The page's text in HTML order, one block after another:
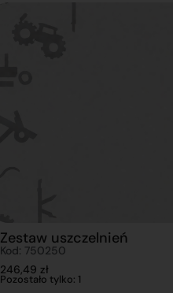
Zestaw uszczelnień
Kod: 750250
246,49 zł
Pozostało tylko: 1